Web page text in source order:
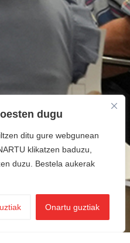
dugu
ditu gure webgunean
klikatzen baduzu,
duzu. Bestela aukerak
Onartu guztiak